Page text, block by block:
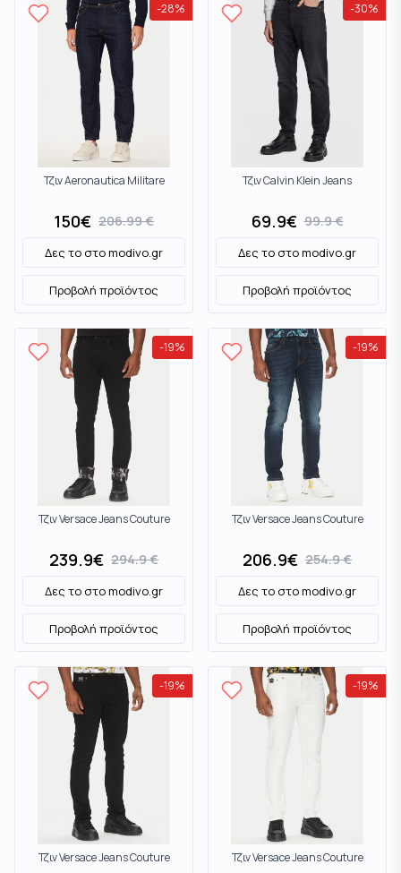
-28%
Τζιν Aeronautica Militare
150€ 206.99€
Δες το στοmodivo.gr
Προβολή προϊόντος
-30%
Τζιν Calvin Klein Jeans
69.9€ 99.9€
Δες το στοmodivo.gr
Προβολή προϊόντος
-19%
Τζιν Versace Jeans Couture
239.9€ 294.9€
Δες το στοmodivo.gr
Προβολή προϊόντος
-19%
Τζιν Versace Jeans Couture
206.9€ 254.9€
Δες το στοmodivo.gr
Προβολή προϊόντος
-19%
Τζιν Versace Jeans Couture
-19%
Τζιν Versace Jeans Couture